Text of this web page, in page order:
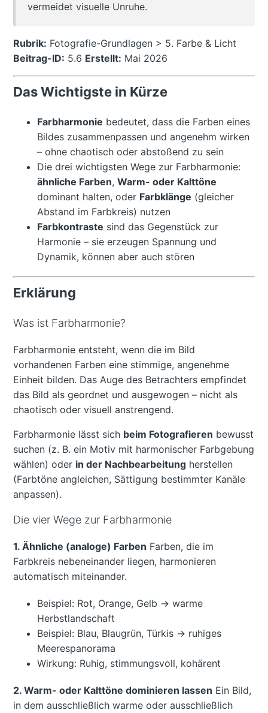
vermeidet visuelle Unruhe.
Rubrik: Fotografie-Grundlagen > 5. Farbe & Licht
Beitrag-ID: 5.6 Erstellt: Mai 2026
Das Wichtigste in Kürze
Farbharmonie bedeutet, dass die Farben eines
Bildes zusammenpassen und angenehm wirken
– ohne chaotisch oder abstoßend zu sein
Die drei wichtigsten Wege zur Farbharmonie:
ähnliche Farben,Warm- oder Kalttöne
dominant halten, oder Farbklänge (gleicher
Abstand im Farbkreis) nutzen
Farbkontraste sind das Gegenstück zur
Harmonie – sie erzeugen Spannung und
Dynamik, können aber auch stören
Erklärung
Was ist Farbharmonie?
Farbharmonie entsteht, wenn die im Bild
vorhandenen Farben eine stimmige, angenehme
Einheit bilden. Das Auge des Betrachters empfindet
das Bild als geordnet und ausgewogen – nicht als
chaotisch oder visuell anstrengend.
Farbharmonie lässt sich beim Fotografieren bewusst
suchen (z. B. ein Motiv mit harmonischer Farbgebung
wählen) oder in der Nachbearbeitung herstellen
(Farbtöne angleichen, Sättigung bestimmter Kanäle
anpassen).
Die vier Wege zur Farbharmonie
1. Ähnliche (analoge) Farben Farben, die im
Farbkreis nebeneinander liegen, harmonieren
automatisch miteinander.
Beispiel: Rot, Orange, Gelb → warme
Herbstlandschaft
Beispiel: Blau, Blaugrün, Türkis → ruhiges
Meerespanorama
Wirkung: Ruhig, stimmungsvoll, kohärent
2. Warm- oder Kalttöne dominieren lassen Ein Bild,
in dem ausschließlich warme oder ausschließlich